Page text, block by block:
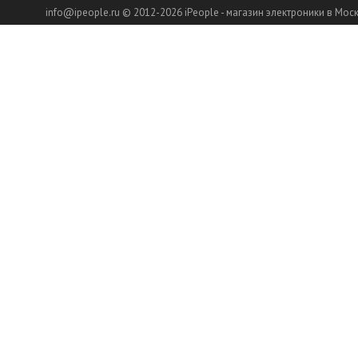
info@ipeople.ru © 2012-2026 iPeople - магазин электроники в